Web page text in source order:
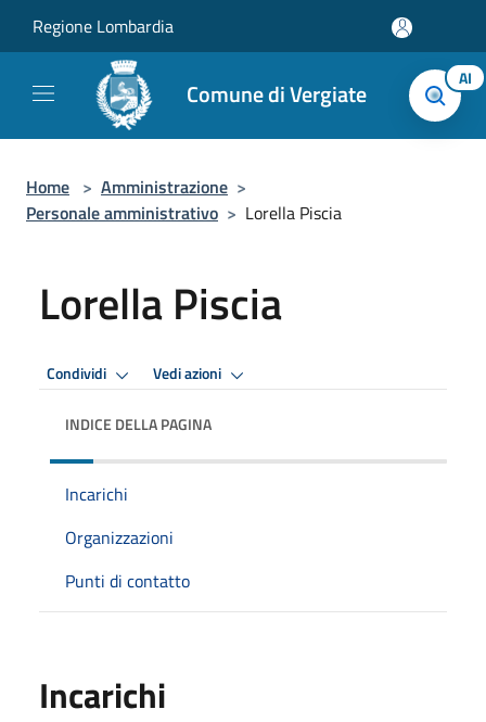
Regione Lombardia
Comune di Vergiate AI
Home > Amministrazione >
Personale amministrativo > Lorella Piscia
Lorella Piscia
Condividi Vedi azioni
INDICE DELLA PAGINA
Incarichi
Organizzazioni
Punti di contatto
Incarichi